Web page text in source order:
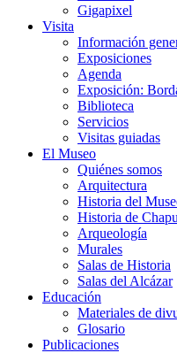
Gigapixel
Visita
Información
Exposiciones
Agenda
Exposición:
Biblioteca
Servicios
Visitas guiadas
El Museo
Quiénes somos
Arquitectura
Historia del
Historia de
Arqueología
Murales
Salas de Historia
Salas del Alcázar
Educación
Materiales de
Glosario
Publicaciones